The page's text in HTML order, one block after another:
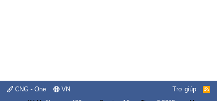
CNG - One VN Trợ giúp
R